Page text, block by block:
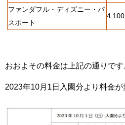
ファンダフル・ディズニー・パ
スポート
おおよその料金は上記の通りです
2023年10月1日入園分より料金が